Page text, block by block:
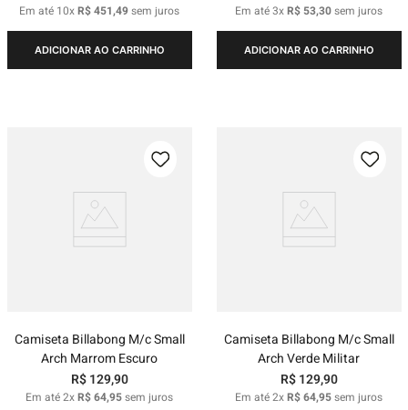
Em até 10xR$451,49sem juros
ADICIONAR AO CARRINHO
Em até3xR$ 53,30sem juros
ADICIONAR AO CARRINHO
Camiseta Billabong M/c Small
Arch Marrom Escuro
R$ 129,90
Em até2xR$64,95sem juros
Camiseta Billabong M/c Small
Arch Verde Militar
R$ 129,90
Em até2xR$64,95sem juros